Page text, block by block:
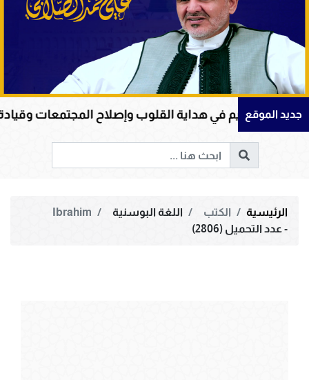
جديد الموقع
في هداية القلوب وإصلاح المجتمعات وقيادة الإنسانية
الرئيسية الكتب اللغة البوسنية
Ibrahim
- عدد التحميل (2806)